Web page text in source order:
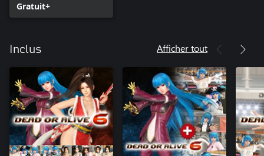
Gratuit+
Inclus Afficher tout